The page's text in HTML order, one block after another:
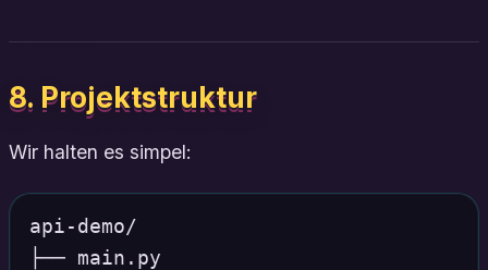
8. Projektstruktur
Wir halten es simpel:
api-demo/
├── main.py